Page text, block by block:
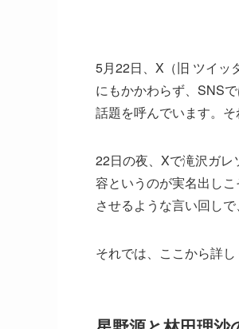
5月22日、X（旧 ツイッ
にもかかわらず、SNS
話題を呼んでいます。
22日の夜、Xで滝沢ガ
容というのが実名出し
させるような言い回し
それでは、ここから詳し